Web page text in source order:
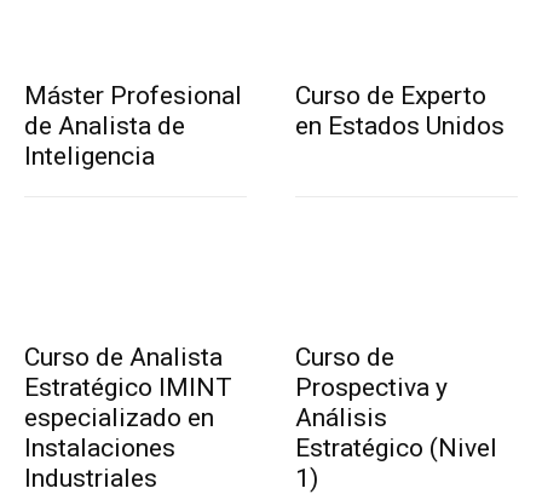
Máster Profesional
de Analista de
Inteligencia
Curso de Experto
en Estados Unidos
Curso de Analista
Estratégico IMINT
especializado en
Instalaciones
Industriales
Curso de
Prospectiva y
Análisis
Estratégico (Nivel
1)